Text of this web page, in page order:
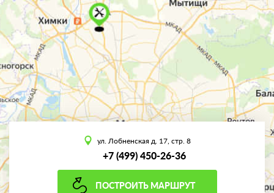
ул. Лобненская д. 17, стр. 8
+7 (499) 450-26-36
ПОСТРОИТЬ МАРШРУТ